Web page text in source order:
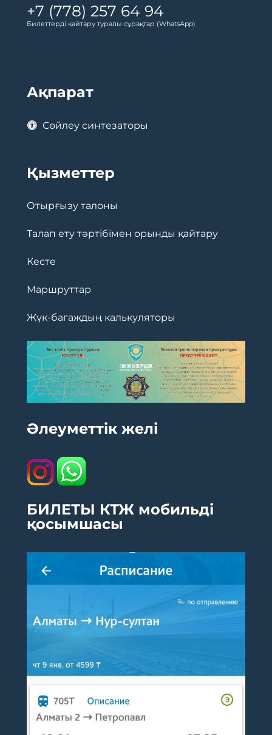
+7 (778) 257 64 94
Билеттерді қайтару туралы сұрақтар (WhatsApp)
Ақпарат
Сөйлеу синтезаторы
Қызметтер
Отырғызу талоны
Талап ету тәртібімен орынды қайтару
Кесте
Маршруттар
Жүк-багаждың калькуляторы
Әлеуметтік желі
БИЛЕТЫ КТЖ мобильді
қосымшасы